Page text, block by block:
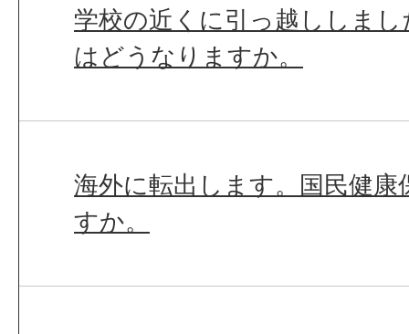
学校の近くに引っ越ししま
はどうなりますか。
海外に転出します。国民健
すか。